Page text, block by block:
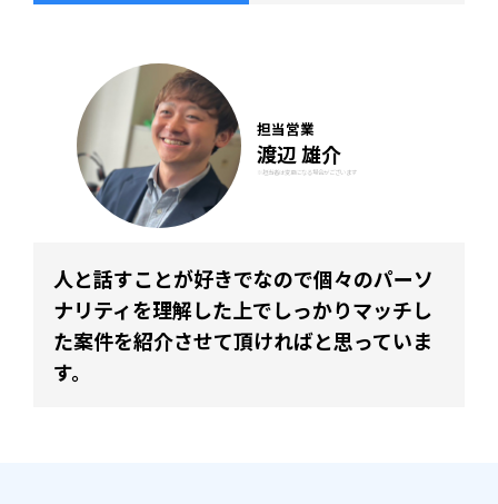
担当営業
渡辺 雄介
※担当者は変更になる場合がございます
人と話すことが好きでなので個々のパーソ
ナリティを理解した上でしっかりマッチし
た案件を紹介させて頂ければと思っていま
す。